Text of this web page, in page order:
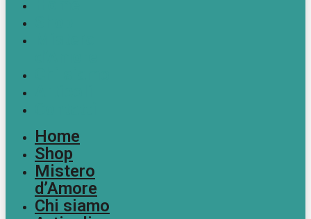
Home
Shop
Mistero
d’Amore
Chi siamo